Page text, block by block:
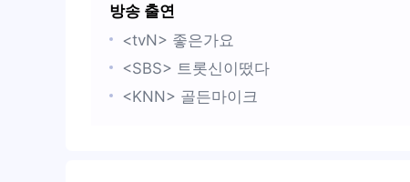
폴킴-사랑하는 당신께/모든날 모든순간
케이시-너의 발걸음에 빛을 비춰줄게
제이세라-언제나 사랑해
볼빨간사춘기-처음부터 너와나
방송 출연
<tvN> 좋은가요
<SBS> 트롯신이떴다
<KNN> 골든마이크